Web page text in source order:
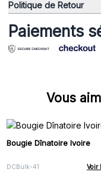
Politique de Retour
Paiements
Vous
Bougie Dînatoire Ivoire
DCBulk-41 Voir